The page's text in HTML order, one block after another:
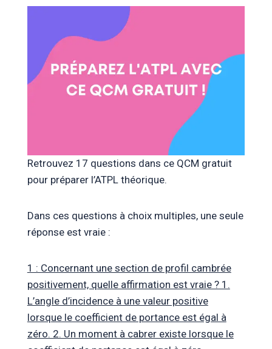
Retrouvez 17 questions dans ce QCM gratuit
pour préparer l’ATPL théorique.
Dans ces questions à choix multiples, une seule
réponse est vraie :
1 : Concernant une section de profil cambrée
positivement, quelle affirmation est vraie ? 1.
L’angle d’incidence à une valeur positive
lorsque le coefficient de portance est égal à
zéro. 2. Un moment à cabrer existe lorsque le